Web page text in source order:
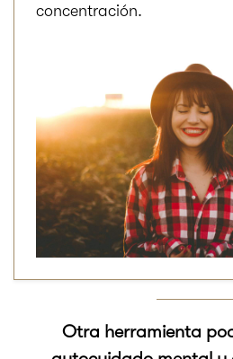
concentración.
Otra herramienta